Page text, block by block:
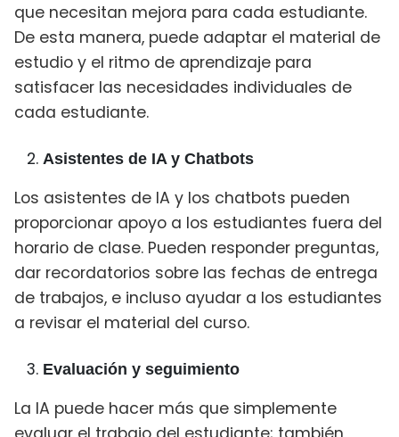
que necesitan mejora para cada estudiante.
De esta manera, puede adaptar el material de
estudio y el ritmo de aprendizaje para
satisfacer las necesidades individuales de
cada estudiante.
Asistentes de IA y Chatbots
Los asistentes de IA y los chatbots pueden
proporcionar apoyo a los estudiantes fuera del
horario de clase. Pueden responder preguntas,
dar recordatorios sobre las fechas de entrega
de trabajos, e incluso ayudar a los estudiantes
a revisar el material del curso.
Evaluación y seguimiento
La IA puede hacer más que simplemente